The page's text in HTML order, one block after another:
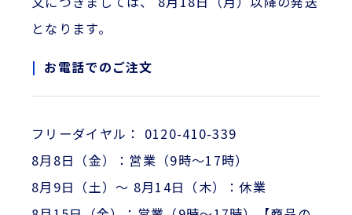
となります。
お電話でのご注文
フリーダイヤル： 0120-410-339
8月8日（金）：営業（9時～17時）
8月9日（土）～ 8月14日（木）：休業